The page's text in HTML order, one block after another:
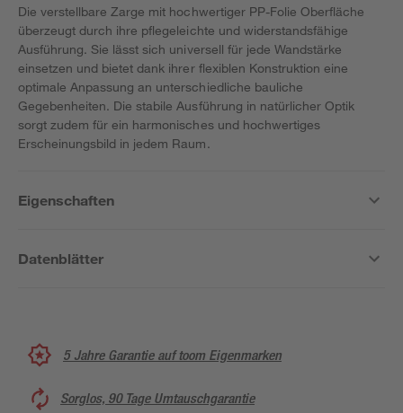
Die verstellbare Zarge mit hochwertiger PP-Folie Oberfläche
überzeugt durch ihre pflegeleichte und widerstandsfähige
Ausführung. Sie lässt sich universell für jede Wandstärke
einsetzen und bietet dank ihrer flexiblen Konstruktion eine
optimale Anpassung an unterschiedliche bauliche
Gegebenheiten. Die stabile Ausführung in natürlicher Optik
sorgt zudem für ein harmonisches und hochwertiges
Erscheinungsbild in jedem Raum.
Eigenschaften
Datenblätter
5 Jahre Garantie auf toom Eigenmarken
Sorglos, 90 Tage Umtauschgarantie